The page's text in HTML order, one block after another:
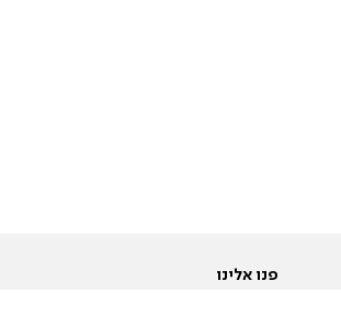
פנו אלינו